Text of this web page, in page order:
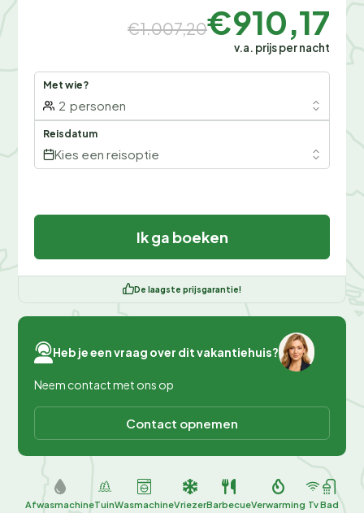
€1.007,20€910,17
v.a. prijs per nacht
Met wie?
2 personen
Reisdatum
Kies een reisoptie
Ik ga boeken
De laagste prijsgarantie!
Heb je een vraag over dit vakantiehuis?
Neem contact met ons op
Contact opnemen
AfwasmachineTuinWasmachineVriezerBarbecueVerwarming TvBad